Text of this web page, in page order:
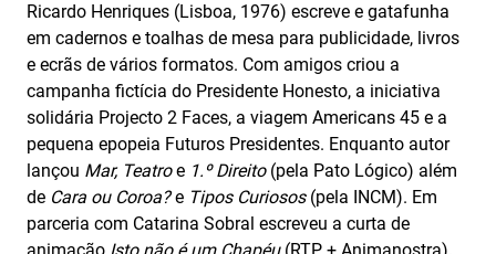
Ricardo Henriques (Lisboa, 1976) escreve e gatafunha
em cadernos e toalhas de mesa para publicidade, livros
e ecrãs de vários formatos. Com amigos criou a
campanha fictícia do Presidente Honesto, a iniciativa
solidária Projecto 2 Faces, a viagem Americans 45 e a
pequena epopeia Futuros Presidentes. Enquanto autor
lançou Mar, Teatroe 1.º Direito(pela Pato Lógico) além
de Cara ou Coroa?e Tipos Curiosos(pela INCM). Em
parceria com Catarina Sobral escreveu a curta de